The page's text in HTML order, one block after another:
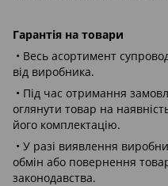
Гарантія на товари
• Весь асортимент
від виробника.
• Під час отримання
оглянути товар на
його комплектацію.
• У разі виявлення
обмін або повернення
законодавства.